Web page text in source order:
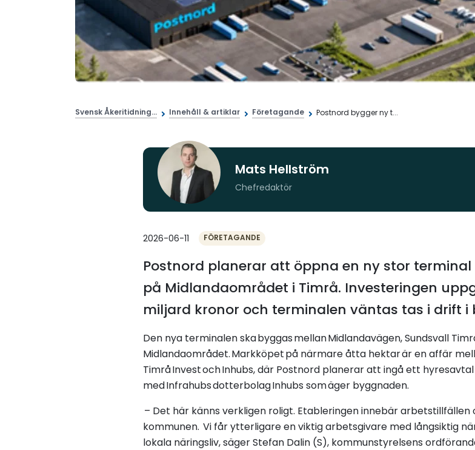
Svensk Åkeritidning... Innehåll & artiklar Företagande Postnord bygger ny t...
Mats Hellström
Chefredaktör
2026-06-11 FÖRETAGANDE
Postnord planerar att öppna en ny stor
på Midlandaområdet i Timrå. Investeringen
miljard kronor och terminalen väntas tas i drift i
Den nya terminalen ska byggas mellan Midlandavägen, Sundsvall
Midlandaområdet. Markköpet på närmare åtta hektar är en affär
Timrå Invest och Inhubs, där Postnord planerar att ingå ett hyresavtal
med Infrahubs dotterbolag Inhubs som äger byggnaden.
– Det här känns verkligen roligt. Etableringen innebär
kommunen. Vi får ytterligare en viktig arbetsgivare med långsiktig
lokala näringsliv, säger Stefan Dalin (S), kommunstyrelsens